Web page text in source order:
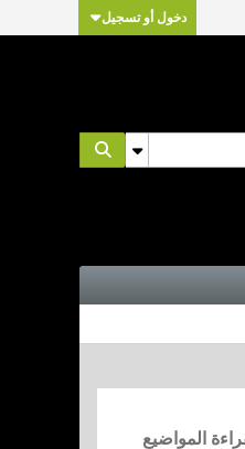
دخول أو تسجيل
المواضيع